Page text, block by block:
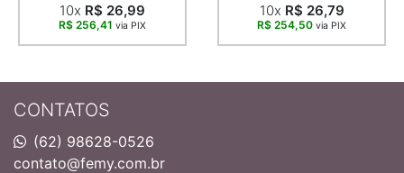
10x R$ 26,99
R$ 256,41 via PIX
10x R$ 26,79
R$ 254,50 via PIX
CONTATOS
(62) 98628-0526
contato@femy.com.br